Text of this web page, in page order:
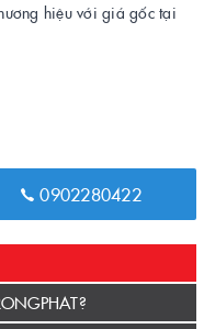
hiệu với giá gốc tại
0902280422